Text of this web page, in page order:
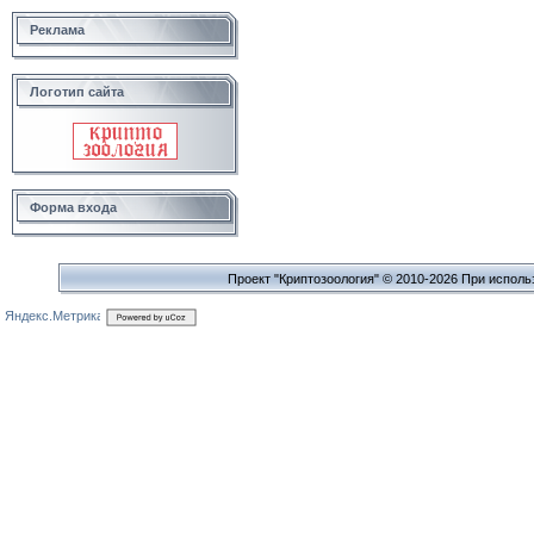
Реклама
Логотип сайта
Форма входа
Проект "Криптозоология" © 2010-2026 При